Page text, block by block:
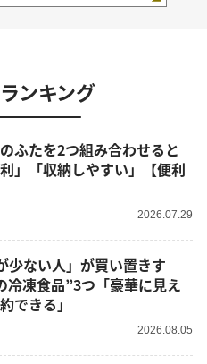
ンキング
ふたを2つ組み合わせると
利」「収納しやすい」【便利
2026.07.29
冷凍食品”3つ「豪華に見え
できる」
2026.08.05